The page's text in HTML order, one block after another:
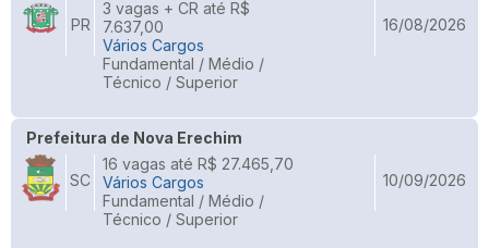
PR
3 vagas + CR até R$
7.637,00
Vários Cargos
Fundamental / Médio /
Técnico / Superior
16/08/2026
Prefeitura de Nova Erechim
SC
16 vagas até R$ 27.465,70
Vários Cargos
Fundamental / Médio /
Técnico / Superior
10/09/2026